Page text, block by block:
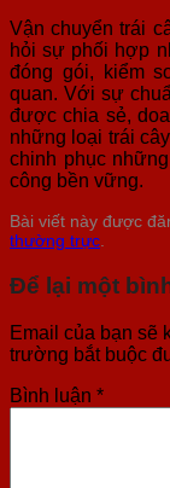
Vận chuyển trái
hỏi sự phối hợp
đóng gói, kiểm
quan. Với sự
được chia sẻ,
những loại trái
chinh phục
công bền vững.
Bài viết này được
thường trực.
Để lại một
Email của bạn sẽ
trường bắt buộc
Bình luận *